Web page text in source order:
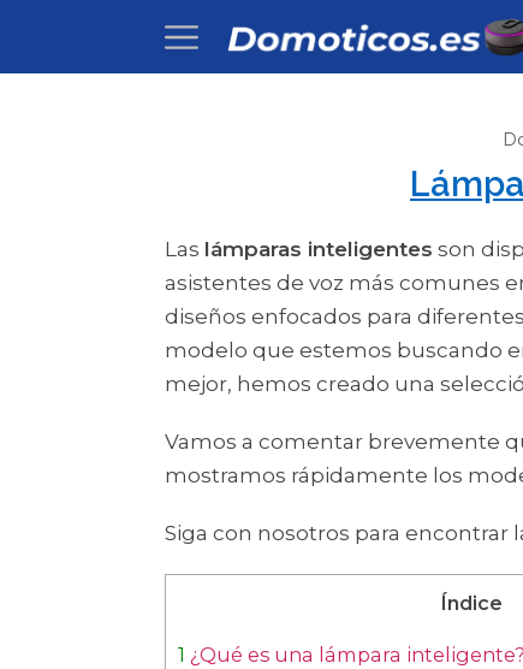
Las lámparas inteligentes son
asistentes de voz más comunes
diseños enfocados para
modelo que estemos buscando
mejor, hemos creado una
Vamos a comentar brevemente
mostramos rápidamente los
Siga con nosotros para encontrar
Índice
1 ¿Qué es una lámpara inteligente?